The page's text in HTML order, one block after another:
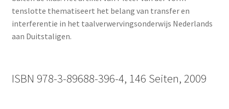
tenslotte thematiseert het belang van transfer en
interferentie in het taalverwervingsonderwijs Nederlands
aan Duitstaligen.
ISBN 978-3-89688-396-4, 146 Seiten, 2009